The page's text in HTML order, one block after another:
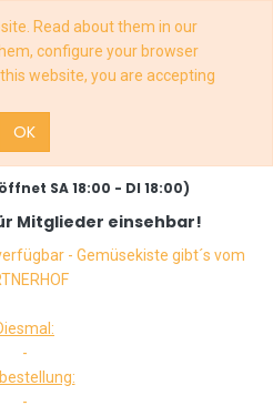
Read about them in our
configure your browser
website, you are accepting
OK
SA 18:00 - DI 18:00)
Mitglieder einsehbar!
- Gemüsekiste gibt´s vom
-
-